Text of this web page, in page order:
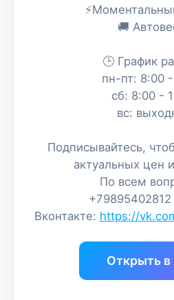
🚚
🕒 График
пн-пт: 8:00
сб: 8:00 -
вс:
Подписывайтесь,
актуальных цен
По всем
Вконтакте: https://
Открыть в